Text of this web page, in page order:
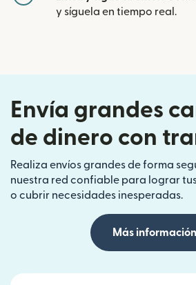
y síguela en tiempo real.
Envía grandes
de dinero con
Realiza envíos grandes de forma
nuestra red confiable para lograr
o cubrir necesidades inesperadas.
Más información